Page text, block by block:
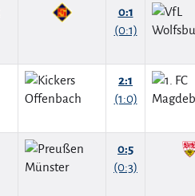
0:1
(0:1)
2:1
(1:0)
0:5
(0:3)